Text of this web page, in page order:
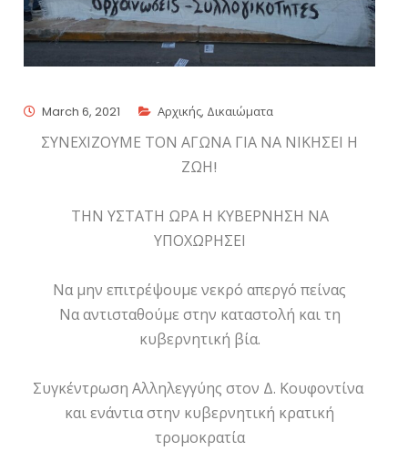
March 6, 2021 Αρχικής, Δικαιώματα
ΣΥΝΕΧΙΖΟΥΜΕ ΤΟΝ ΑΓΩΝΑ ΓΙΑ ΝΑ ΝΙΚΗΣΕΙ Η
ΖΩΗ!
ΤΗΝ ΥΣΤΑΤΗ ΩΡΑ Η ΚΥΒΕΡΝΗΣΗ ΝΑ
ΥΠΟΧΩΡΗΣΕΙ
Να μην επιτρέψουμε νεκρό απεργό πείνας
Να αντισταθούμε στην καταστολή και τη
κυβερνητική βία.
Συγκέντρωση Αλληλεγγύης στον Δ. Κουφοντίνα
και ενάντια στην κυβερνητική κρατική
τρομοκρατία